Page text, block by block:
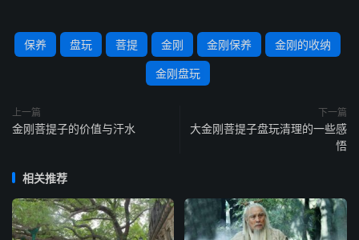
保养 盘玩 菩提 金刚 金刚保养 金刚的收纳
金刚盘玩
上一篇
金刚菩提子的价值与汗水
下一篇
大金刚菩提子盘玩清理的一些感
悟
相关推荐